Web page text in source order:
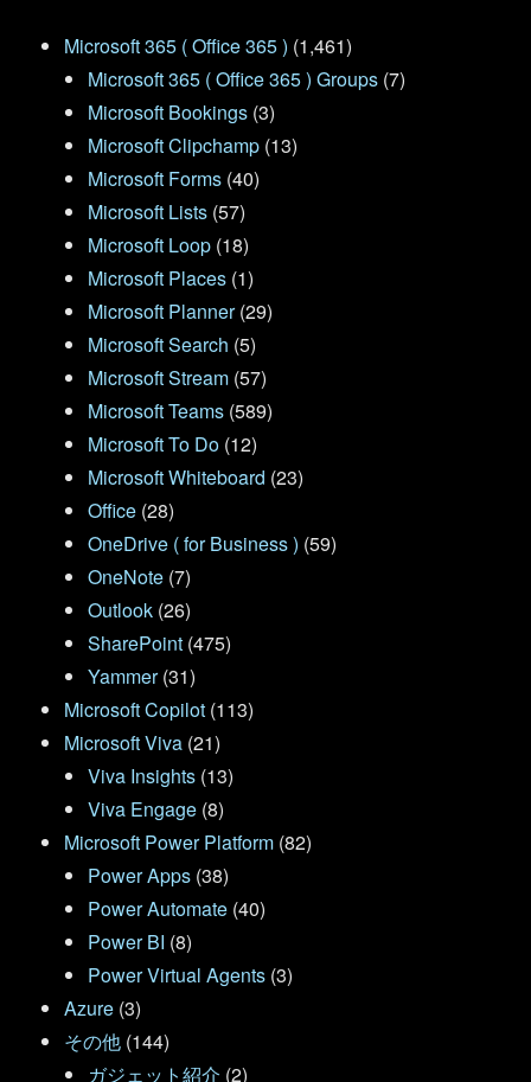
Microsoft 365 ( Office 365 ) (1,461)
Microsoft 365 ( Office 365 ) Groups (7)
Microsoft Bookings (3)
Microsoft Clipchamp (13)
Microsoft Forms (40)
Microsoft Lists (57)
Microsoft Loop (18)
Microsoft Places (1)
Microsoft Planner(29)
Microsoft Search (5)
Microsoft Stream (57)
Microsoft Teams (589)
Microsoft To Do (12)
Microsoft Whiteboard (23)
Office (28)
OneDrive ( for Business ) (59)
OneNote (7)
Outlook (26)
SharePoint (475)
Yammer(31)
Microsoft Copilot (113)
Microsoft Viva (21)
Viva Insights (13)
Viva Engage (8)
Microsoft Power Platform (82)
Power Apps (38)
Power Automate (40)
Power BI (8)
Power Virtual Agents (3)
Azure (3)
その他 (144)
ガジェット紹介 (2)